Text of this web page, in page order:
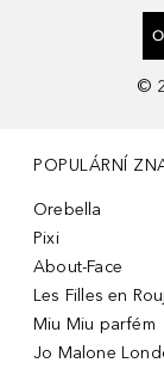
©
POPULÁRNÍ
Orebella
Pixi
About-Face
Les Filles en
Miu Miu parfém
Jo Malone